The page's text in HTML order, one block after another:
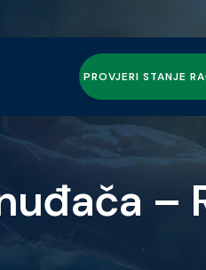
PROVJERI STANJE
–